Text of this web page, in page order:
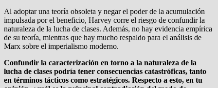
Al adoptar una teoría obsoleta y negar el poder de la acumulación
impulsada por el beneficio, Harvey corre el riesgo de confundir la
naturaleza de la lucha de clases. Además, no hay evidencia empírica
de su teoría, mientras que hay mucho respaldo para el análisis de
Marx sobre el imperialismo moderno.
Confundir la caracterización en torno a la naturaleza de la
lucha de clases podría tener consecuencias catastróficas, tanto
en términos tácticos como estratégicos. Respecto a esto, en tu